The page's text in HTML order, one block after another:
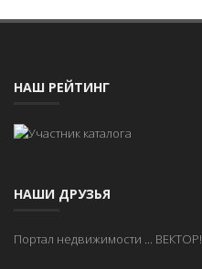
НАШ РЕЙТИНГ
НАШИ ДРУЗЬЯ
Портал недвижимости ... ВЕКТОР!